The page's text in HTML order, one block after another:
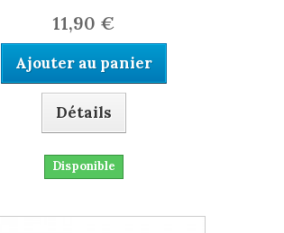
11,90 €
Ajouter au panier
Détails
Disponible